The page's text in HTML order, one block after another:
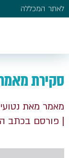
לאתר המכללה
סקירת
מאמר מאת
| פורסם בכתב